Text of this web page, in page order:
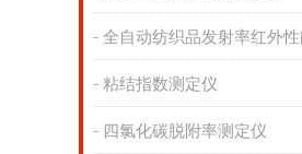
粘结指数测定仪
四氯化碳脱附率测定仪